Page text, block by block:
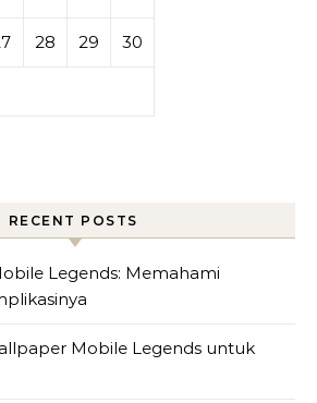
28 29 30
RECENT POSTS
Legends: Memahami
Mobile Legends untuk